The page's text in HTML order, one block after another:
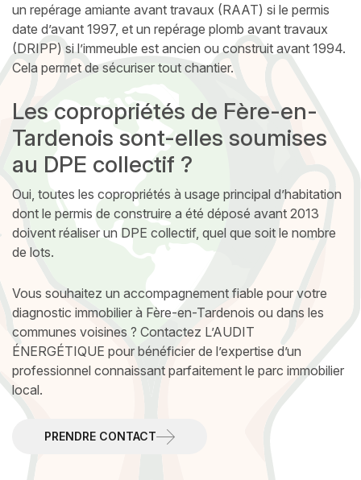
un repérage amiante avant travaux (RAAT) si le permis
date d’avant 1997, et un repérage plomb avant travaux
(DRIPP) si l’immeuble est ancien ou construit avant 1994.
Cela permet de sécuriser tout chantier.
Les copropriétés de Fère-en-
Tardenois sont-elles soumises
au DPE collectif ?
Oui, toutes les copropriétés à usage principal d’habitation
dont le permis de construire a été déposé avant 2013
doivent réaliser un DPE collectif, quel que soit le nombre
de lots.
Vous souhaitez un accompagnement fiable pour votre
diagnostic immobilier à Fère-en-Tardenois ou dans les
communes voisines ? Contactez L’AUDIT
ÉNERGÉTIQUE pour bénéficier de l’expertise d’un
professionnel connaissant parfaitement le parc immobilier
local.
PRENDRE CONTACT